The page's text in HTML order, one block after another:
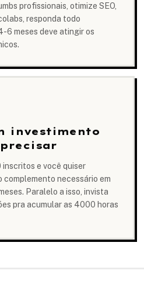
profissionais, otimize SEO,
responda todo
6 meses deve atingir os
investimento
e você quiser
complemento necessário em
Paralelo a isso, invista
pra acumular as 4000 horas